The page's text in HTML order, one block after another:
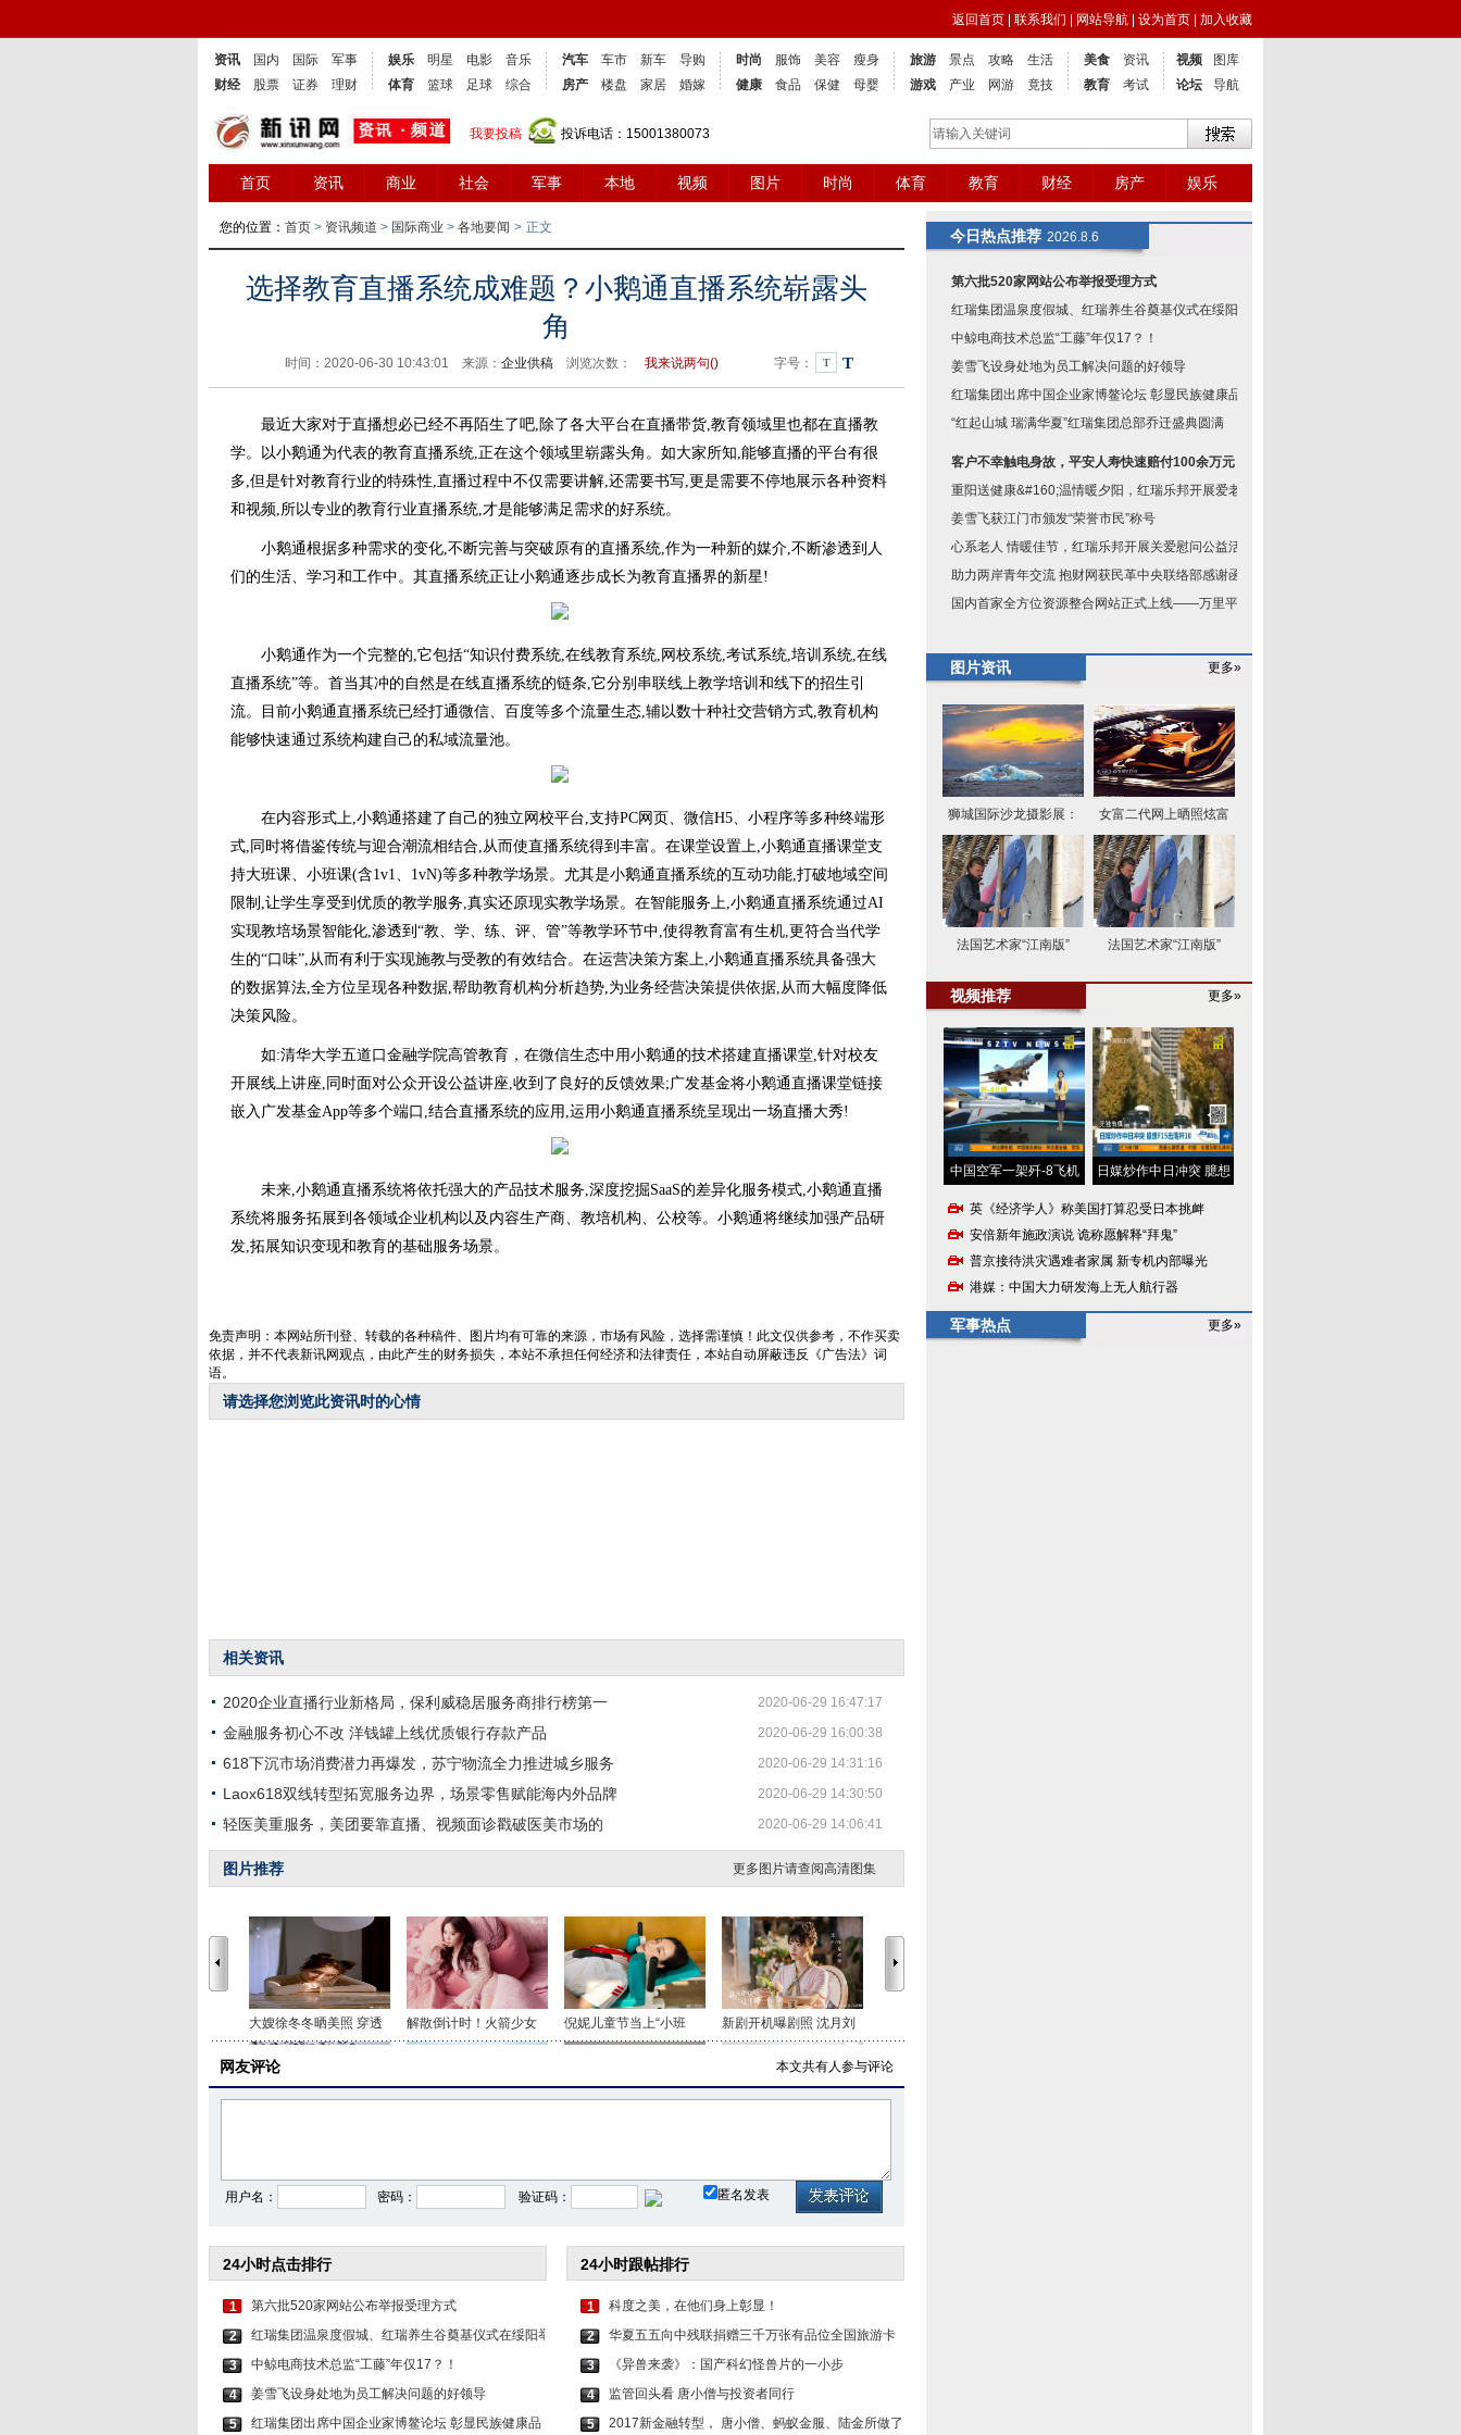
返回首页 联系我们 网站导航 设为首页 加入收藏
资讯 国内 国际
军事
财经
股票 证券 理财
娱乐 明星 电影
音乐
体育
篮球 足球 综合
汽车 车市 新车
导购
房产
楼盘 家居 婚嫁
时尚 服饰 美容
瘦身
健康
食品 保健 母婴
旅游 景点 攻略
生活
游戏
产业 网游 竟技
美食
资讯
教育
考试
视频
图库
论坛
导航
我要投稿 投诉电话：15001380073
首页 资讯 商业 社会 军事 本地 视频 图片 时尚 体育 教育 财经 房产 娱乐
您的位置： 首页 > 资讯频道 > 国际商业 > 各地要闻 > 正文
选择教育直播系统成难题？小鹅通直播系统崭露头
角
时间：2020-06-30 10:43:01 来源： 企业供稿 浏览次数： 我来说两句() 字号： T T
最近大家对于直播想必已经不再陌生了吧,除了各大平台在直播带货,教育领域里也都在直播教
学。以小鹅通为代表的教育直播系统,正在这个领域里崭露头角。如大家所知,能够直播的平台有很
多,但是针对教育行业的特殊性,直播过程中不仅需要讲解,还需要书写,更是需要不停地展示各种资料
和视频,所以专业的教育行业直播系统,才是能够满足需求的好系统。
小鹅通根据多种需求的变化,不断完善与突破原有的直播系统,作为一种新的媒介,不断渗透到人
们的生活、学习和工作中。其直播系统正让小鹅通逐步成长为教育直播界的新星!
小鹅通作为一个完整的,它包括“知识付费系统,在线教育系统,网校系统,考试系统,培训系统,在线
直播系统”等。首当其冲的自然是在线直播系统的链条,它分别串联线上教学培训和线下的招生引
流。目前小鹅通直播系统已经打通微信、百度等多个流量生态,辅以数十种社交营销方式,教育机构
能够快速通过系统构建自己的私域流量池。
在内容形式上,小鹅通搭建了自己的独立网校平台,支持PC网页、微信H5、小程序等多种终端形
式,同时将借鉴传统与迎合潮流相结合,从而使直播系统得到丰富。在课堂设置上,小鹅通直播课堂支
持大班课、小班课(含1v1、1vN)等多种教学场景。尤其是小鹅通直播系统的互动功能,打破地域空间
限制,让学生享受到优质的教学服务,真实还原现实教学场景。在智能服务上,小鹅通直播系统通过AI
实现教培场景智能化,渗透到“教、学、练、评、管”等教学环节中,使得教育富有生机,更符合当代学
生的“口味”,从而有利于实现施教与受教的有效结合。在运营决策方案上,小鹅通直播系统具备强大
的数据算法,全方位呈现各种数据,帮助教育机构分析趋势,为业务经营决策提供依据,从而大幅度降低
决策风险。
如:清华大学五道口金融学院高管教育，在微信生态中用小鹅通的技术搭建直播课堂,针对校友
开展线上讲座,同时面对公众开设公益讲座,收到了良好的反馈效果;广发基金将小鹅通直播课堂链接
嵌入广发基金App等多个端口,结合直播系统的应用,运用小鹅通直播系统呈现出一场直播大秀!
未来,小鹅通直播系统将依托强大的产品技术服务,深度挖掘SaaS的差异化服务模式,小鹅通直播
系统将服务拓展到各领域企业机构以及内容生产商、教培机构、公校等。小鹅通将继续加强产品研
发,拓展知识变现和教育的基础服务场景。
免责声明：本网站所刊登、转载的各种稿件、图片均有可靠的来源，市场有风险，选择需谨慎！此文仅供参考，不作买卖
依据，并不代表新讯网观点，由此产生的财务损失，本站不承担任何经济和法律责任，本站自动屏蔽违反《广告法》词
语。
请选择您浏览此资讯时的心情
相关资讯
2020企业直播行业新格局，保利威稳居服务商排行榜第一 2020-06-29 16:47:17
金融服务初心不改 洋钱罐上线优质银行存款产品 2020-06-29 16:00:38
618下沉市场消费潜力再爆发，苏宁物流全力推进城乡服务 2020-06-29 14:31:16
Laox618双线转型拓宽服务边界，场景零售赋能海内外品牌 2020-06-29 14:30:50
轻医美重服务，美团要靠直播、视频面诊戳破医美市场的 2020-06-29 14:06:41
更多图片请查阅高清图集
图片推荐
大嫂徐冬冬晒美照 穿透 解散倒计时！火箭少女 倪妮儿童节当上“小班 新剧开机曝剧照 沈月刘
网友评论 本文共有人参与评论
用户名： 密码： 验证码： 匿名发表
24小时点击排行
1
第六批520家网站公布举报受理方式
2
红瑞集团温泉度假城、红瑞养生谷奠基仪式在绥阳举
3
中鲸电商技术总监“工藤”年仅17？！
4
姜雪飞设身处地为员工解决问题的好领导
5
红瑞集团出席中国企业家博鳌论坛 彰显民族健康品
24小时跟帖排行
1
科度之美，在他们身上彰显！
2
华夏五五向中残联捐赠三千万张有品位全国旅游卡
3
《异兽来袭》：国产科幻怪兽片的一小步
4
监管回头看 唐小僧与投资者同行
5
2017新金融转型， 唐小僧、蚂蚁金服、陆金所做了
今日热点推荐 2026.8.6
第六批520家网站公布举报受理方式
红瑞集团温泉度假城、红瑞养生谷奠基仪式在绥阳举
中鲸电商技术总监“工藤”年仅17？！
姜雪飞设身处地为员工解决问题的好领导
红瑞集团出席中国企业家博鳌论坛 彰显民族健康品
“红起山城 瑞满华夏”红瑞集团总部乔迁盛典圆满
客户不幸触电身故，平安人寿快速赔付100余万元
重阳送健康&#160;温情暖夕阳，红瑞乐邦开展爱老敬
姜雪飞获江门市颁发“荣誉市民”称号
心系老人 情暖佳节，红瑞乐邦开展关爱慰问公益活
助力两岸青年交流 抱财网获民革中央联络部感谢函
国内首家全方位资源整合网站正式上线——万里平台
图片资讯 更多»
狮城国际沙龙摄影展： 女富二代网上晒照炫富
法国艺术家“江南版” 法国艺术家“江南版”
视频推荐 更多»
中国空军一架歼-8飞机 日媒炒作中日冲突 臆想
英《经济学人》称美国打算忍受日本挑衅
安倍新年施政演说 诡称愿解释“拜鬼”
普京接待洪灾遇难者家属 新专机内部曝光
港媒：中国大力研发海上无人航行器
军事热点 更多»